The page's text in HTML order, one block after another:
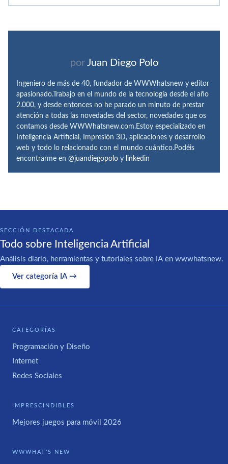
por Juan Diego Polo
Ingeniero de más de 40, fundador de WWWhatsnew y editor
apasionado.Trabajo en el mundo de la tecnología desde el año
2.000, y desde entonces no he parado un minuto de prestar
atención a todas las novedades del sector, novedades que os
contamos desde WWWhatsnew.com.Estoy especializado en
Inteligencia Artificial, Impresión 3D, aplicaciones y desarrollo
web y todo lo relacionado con el mundo cuántico.Podéis
encontrarme en @juandiegopolo y linkedin
SECCIÓN DESTACADA
Todo sobre Inteligencia Artificial
Análisis diario, herramientas y tutoriales sobre IA en wwwhatsnew.
Ver categoría IA →
CATEGORÍAS
Programación y Diseño
Internet
Redes Sociales
IMPRESCINDIBLES
Mejores juegos para móvil 2026
WWWHAT'S NEW